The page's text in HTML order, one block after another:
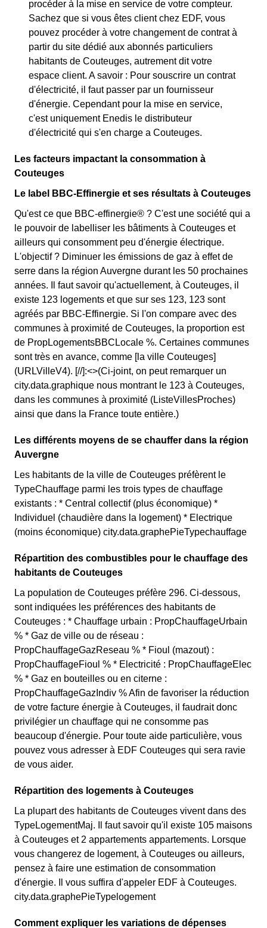
procéder à la mise en service de votre compteur.
Sachez que si vous êtes client chez EDF, vous
pouvez procéder à votre changement de contrat à
partir du site dédié aux abonnés particuliers
habitants de Couteuges, autrement dit votre
espace client. A savoir : Pour souscrire un contrat
d'électricité, il faut passer par un fournisseur
d'énergie. Cependant pour la mise en service,
c'est uniquement Enedis le distributeur
d'électricité qui s'en charge a Couteuges.
Les facteurs impactant la consommation à
Couteuges
Le label BBC-Effinergie et ses résultats à Couteuges
Qu'est ce que BBC-effinergie® ? C'est une société qui a
le pouvoir de labelliser les bâtiments à Couteuges et
ailleurs qui consomment peu d'énergie électrique.
L'objectif ? Diminuer les émissions de gaz à effet de
serre dans la région Auvergne durant les 50 prochaines
années. Il faut savoir qu'actuellement, à Couteuges, il
existe 123 logements et que sur ses 123, 123 sont
agréés par BBC-Effinergie. Si l'on compare avec des
communes à proximité de Couteuges, la proportion est
de PropLogementsBBCLocale %. Certaines communes
sont très en avance, comme [la ville Couteuges]
(URLVilleV4). [//]:<>(Ci-joint, on peut remarquer un
city.data.graphique nous montrant le 123 à Couteuges,
dans les communes à proximité (ListeVillesProches)
ainsi que dans la France toute entière.)
Les différents moyens de se chauffer dans la région
Auvergne
Les habitants de la ville de Couteuges préfèrent le
TypeChauffage parmi les trois types de chauffage
existants : * Central collectif (plus économique) *
Individuel (chaudière dans la logement) * Electrique
(moins économique) city.data.graphePieTypechauffage
Répartition des combustibles pour le chauffage des
habitants de Couteuges
La population de Couteuges préfère 296. Ci-dessous,
sont indiquées les préférences des habitants de
Couteuges : * Chauffage urbain : PropChauffageUrbain
% * Gaz de ville ou de réseau :
PropChauffageGazReseau % * Fioul (mazout) :
PropChauffageFioul % * Electricité : PropChauffageElec
% * Gaz en bouteilles ou en citerne :
PropChauffageGazIndiv % Afin de favoriser la réduction
de votre facture énergie à Couteuges, il faudrait donc
privilégier un chauffage qui ne consomme pas
beaucoup d'énergie. Pour toute aide particulière, vous
pouvez vous adresser à EDF Couteuges qui sera ravie
de vous aider.
Répartition des logements à Couteuges
La plupart des habitants de Couteuges vivent dans des
TypeLogementMaj. Il faut savoir qu'il existe 105 maisons
à Couteuges et 2 appartements appartements. Lorsque
vous changerez de logement, à Couteuges ou ailleurs,
pensez à faire une estimation de consommation
d'énergie. Il vous suffira d'appeler EDF à Couteuges.
city.data.graphePieTypelogement
Comment expliquer les variations de dépenses